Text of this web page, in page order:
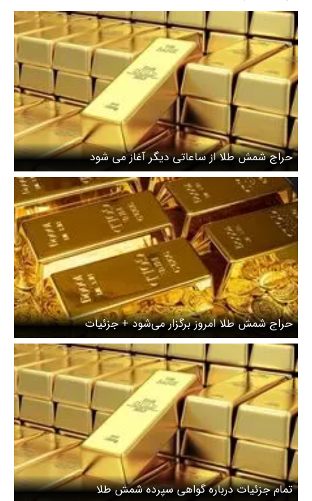
حراج شمش طلا از ساعاتی دیگر آغاز می شود
حراج شمش طلا امروز برگزار می‌شود + جزئیات
تمام جزئیات درباره گواهی سپرده شمش طلا